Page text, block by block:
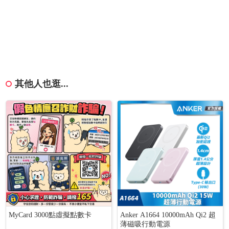
其他人也逛...
MyCard 3000點虛擬點數卡
Anker A1664 10000mAh Qi2 超
薄磁吸行動電源